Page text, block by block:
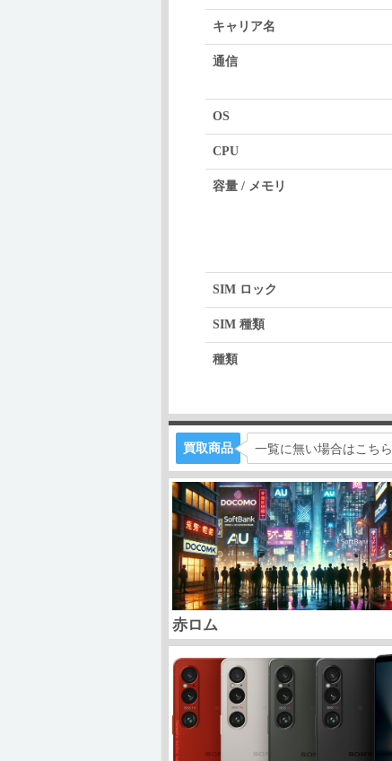
キャリア名
通信
OS
CPU
容量 / メモリ
SIM ロック
SIM 種類
種類
買取商品 一覧に無い場合はこちら
赤ロム